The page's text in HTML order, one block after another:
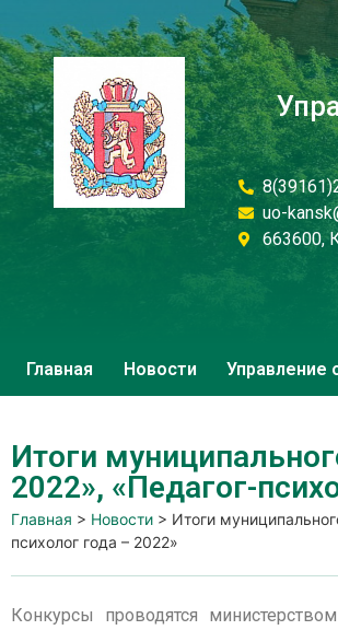
uo-
663600,
Главная Новости Управление
Итоги
2022», «Педагог-
Главная > Новости > Итоги
психолог года – 2022»
Конкурсы проводятся